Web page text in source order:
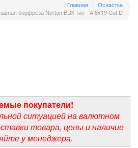
Главная
Оснастка
борфреза Norton BDX тип - A 8х19 Cut D
покупатели!
ситуацией на валютном
товара, цены и наличие
у менеджера.